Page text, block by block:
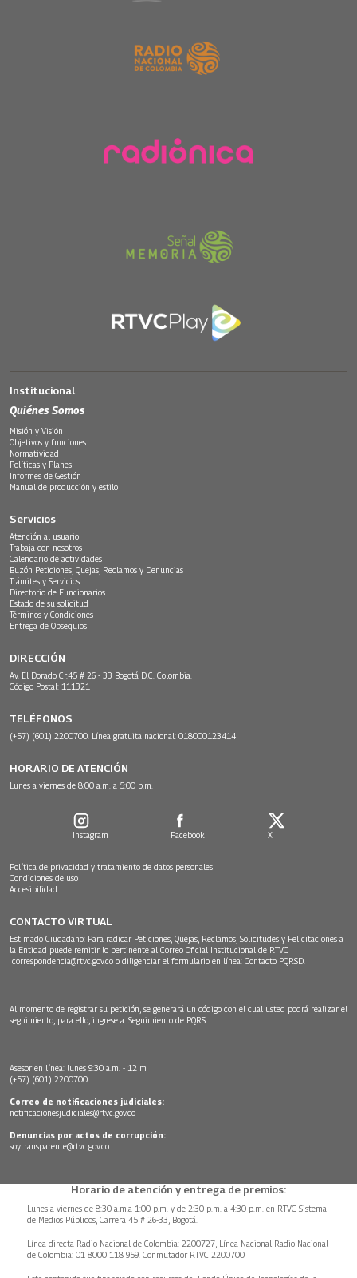
Institucional
Quiénes Somos
Misión y Visión
Objetivos y funciones
Normatividad
Políticas y Planes
Informes de Gestión
Manual de producción y estilo
Servicios
Atención al usuario
Trabaja con nosotros
Calendario de actividades
Buzón Peticiones, Quejas, Reclamos y Denuncias
Trámites y Servicios
Directorio de Funcionarios
Estado de su solicitud
Términos y Condiciones
Entrega de Obsequios
DIRECCIÓN
Av. El Dorado Cr.45 # 26 - 33 Bogotá D.C. Colombia.
Código Postal: 111321
TELÉFONOS
(+57) (601) 2200700. Línea gratuita nacional: 018000123414
HORARIO DE ATENCIÓN
Lunes a viernes de 8:00 a.m. a 5:00 p.m.
Instagram Facebook X
Política de privacidad y tratamiento de datos personales
Condiciones de uso
Accesibilidad
CONTACTO VIRTUAL
Estimado Ciudadano: Para radicar Peticiones, Quejas, Reclamos, Solicitudes y Felicitaciones a
la Entidad puede remitir lo pertinente al Correo Oficial Institucional de RTVC
correspondencia@rtvc.gov.co o diligenciar el formulario en línea: Contacto PQRSD.
Al momento de registrar su petición, se generará un código con el cual usted podrá realizar el
seguimiento, para ello, ingrese a: Seguimiento de PQRS
Asesor en línea: lunes 9:30 a.m. - 12 m
(+57) (601) 2200700
Correo de notificaciones judiciales:
notificacionesjudiciales@rtvc.gov.co
Denuncias por actos de corrupción:
soytransparente@rtvc.gov.co
Horario de atención y entrega de premios:
Lunes a viernes de 8:30 a.m.a 1:00 p.m. y de 2:30 p.m. a 4:30 p.m. en RTVC Sistema
de Medios Públicos, Carrera 45 # 26-33, Bogotá.
Línea directa Radio Nacional de Colombia: 2200727, Línea Nacional Radio Nacional
de Colombia: 01 8000 118 959. Conmutador RTVC 2200700